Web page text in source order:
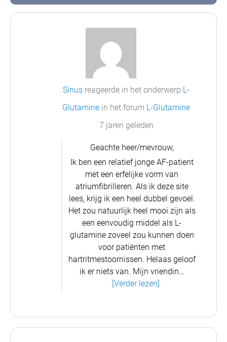
Sinus reageerde in het onderwerp L-
Glutamine in het forum L-Glutamine
7 jaren geleden
Geachte heer/mevrouw,
Ik ben een relatief jonge AF-patient
met een erfelijke vorm van
atriumfibrilleren. Als ik deze site
lees, krijg ik een heel dubbel gevoel.
Het zou natuurlijk heel mooi zijn als
een eenvoudig middel als L-
glutamine zoveel zou kunnen doen
voor patiënten met
hartritmestoornissen. Helaas geloof
ik er niets van. Mijn vriendin…
[Verder lezen]